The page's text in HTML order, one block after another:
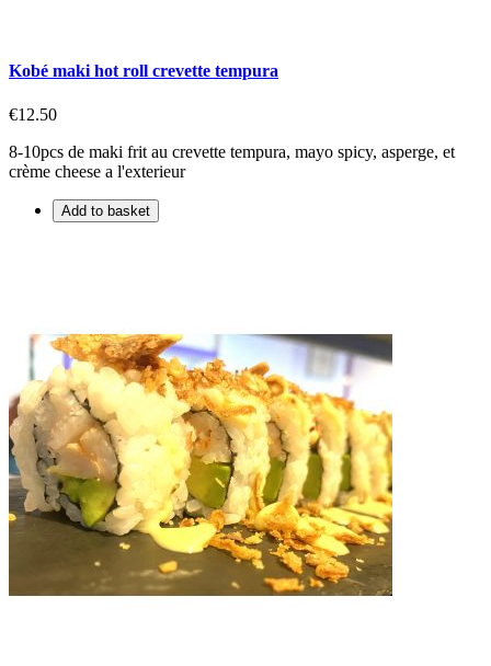
Kobé maki hot roll crevette tempura
€12.50
8-10pcs de maki frit au crevette tempura, mayo spicy, asperge, et
crème cheese a l'exterieur
Add to basket